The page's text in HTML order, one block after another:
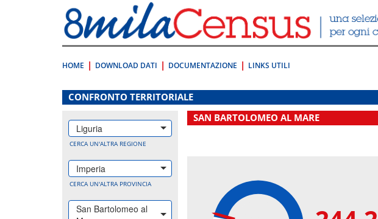
direttamente
a:
Contenuto
HOME DOWNLOAD DATI DOCUMENTAZIONE LINKS UTILI
.
CONFRONTO TERRITORIALE
Liguria
CERCA UN'ALTRA REGIONE
Imperia
CERCA UN'ALTRA PROVINCIA
San Bartolomeo al
SAN BARTOLOMEO AL MARE